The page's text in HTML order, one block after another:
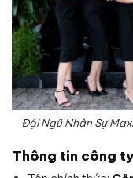
Đội Ngũ Nhân Sự
Thông tin công